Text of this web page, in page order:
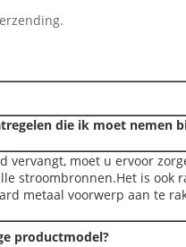
die ik moet nemen
vervangt, moet u ervoor
stroombronnen.Het is ook
metaal voorwerp aan te
productmodel?